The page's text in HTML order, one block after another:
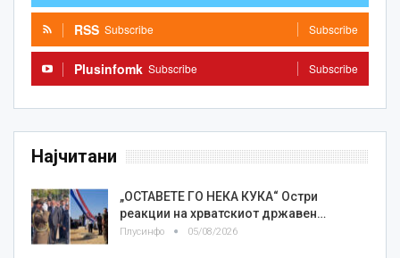
RSS Subscribe Subscribe
Plusinfomk Subscribe Subscribe
Најчитани
„ОСТАВЕТЕ ГО НЕКА КУКА“ Остри
реакции на хрватскиот државен…
Плусинфо 05/08/2026